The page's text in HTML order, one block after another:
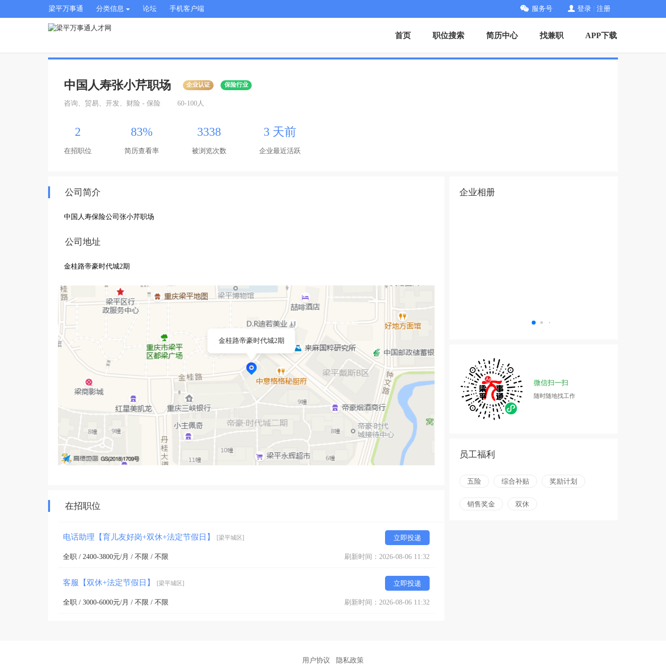
梁平万事通 分类信息 论坛 手机客户端 服务号 登录 注册
首页 职位搜索 简历中心 找兼职 APP下载
中国人寿张小芹职场 企业认证 保险行业
咨询、贸易、开发、财险 - 保险 60-100人
2
在招职位
83%
简历查看率
3338
被浏览次数
3 天前
企业最近活跃
公司简介
中国人寿保险公司张小芹职场
公司地址
金桂路帝豪时代城2期
金桂路帝豪时代城2期
在招职位
电话助理【育儿友好岗+双休+法定节假日】 [梁平城区] 立即投递
全职 / 2400-3800元/月 / 不限 / 不限 刷新时间：2026-08-06 11:32
客服【双休+法定节假日】 [梁平城区] 立即投递
全职 / 3000-6000元/月 / 不限 / 不限 刷新时间：2026-08-06 11:32
企业相册
微信扫一扫
随时随地找工作
员工福利
五险 综合补贴 奖励计划
销售奖金 双休
用户协议 隐私政策